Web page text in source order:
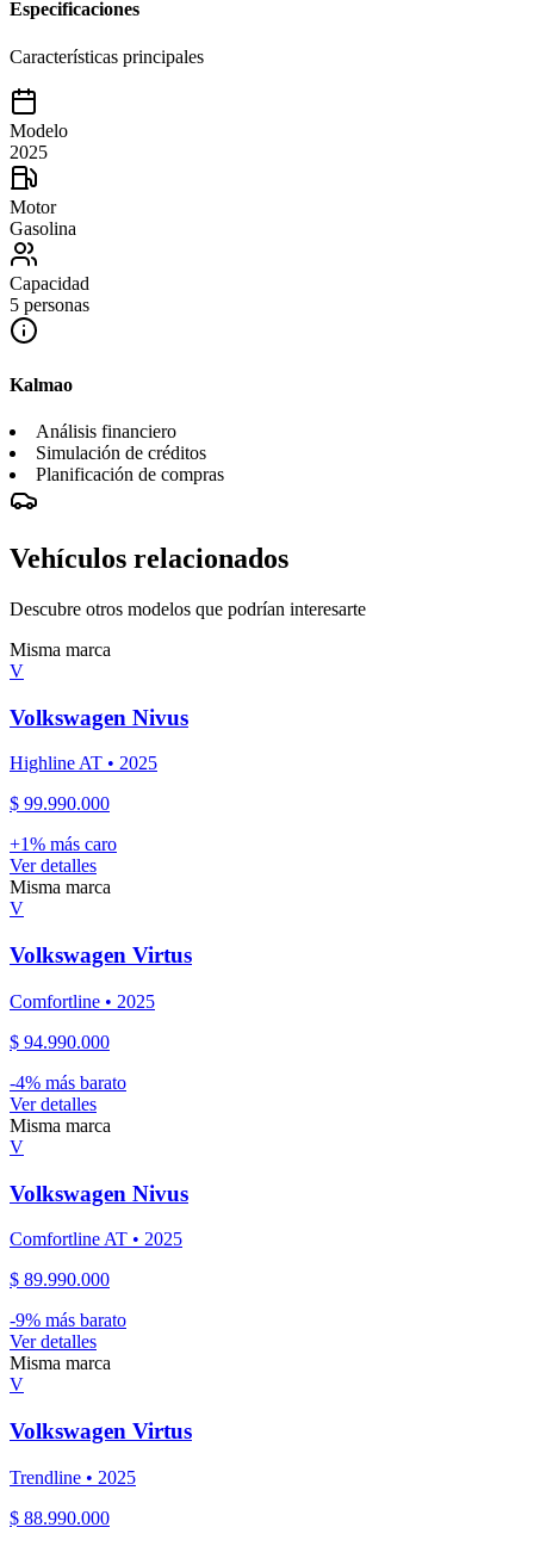
Especificaciones
Características principales
Modelo
2025
Motor
Gasolina
Capacidad
5 personas
Kalmao
Análisis financiero
Simulación de créditos
Planificación de compras
Vehículos relacionados
Descubre otros modelos que podrían interesarte
Misma marca
V
Volkswagen Nivus
Highline AT • 2025
$ 99.990.000
+1% más caro
Ver detalles
Misma marca
V
Volkswagen Virtus
Comfortline • 2025
$ 94.990.000
-4% más barato
Ver detalles
Misma marca
V
Volkswagen Nivus
Comfortline AT • 2025
$ 89.990.000
-9% más barato
Ver detalles
Misma marca
V
Volkswagen Virtus
Trendline • 2025
$ 88.990.000